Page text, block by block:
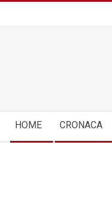
Navigation
Menu
HOME CRONACA